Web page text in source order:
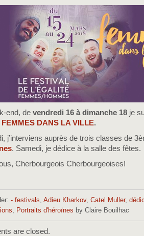
end, de vendredi 16 à dimanche 18 je
FEMMES DANS LA VILLE.
j’interviens auprès de trois classes de
. Samedi, je dédice à la salle des fêtes.
Cherbourgeois Cherbourgeoises!
- festivals, Adieu Kharkov, Catel Muller,
, Portraits d'héroïnes by Claire Bouilhac
are closed.